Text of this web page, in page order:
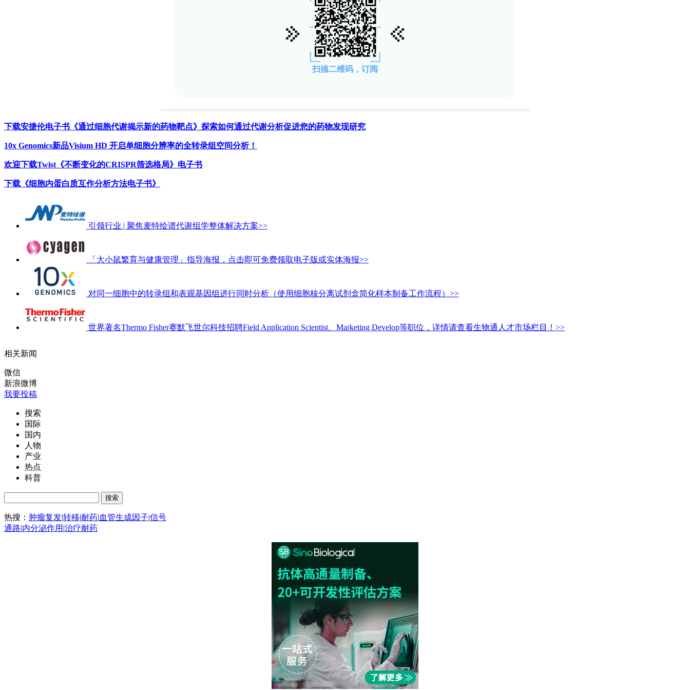
下载安捷伦电子书《通过细胞代谢揭示新的药物靶点》探索如何通过代谢分析促进您的药物发现研究
10x Genomics新品Visium HD 开启单细胞分辨率的全转录组空间分析！
欢迎下载Twist《不断变化的CRISPR筛选格局》电子书
下载《细胞内蛋白质互作分析方法电子书》
引领行业 | 聚焦麦特绘谱代谢组学整体解决方案>>
「大小鼠繁育与健康管理」指导海报，点击即可免费领取电子版或实体海报>>
对同一细胞中的转录组和表观基因组进行同时分析（使用细胞核分离试剂盒简化样本制备工作流程）>>
世界著名Thermo Fisher赛默飞世尔科技招聘Field Application Scientist、Marketing Develop等职位，详情请查看生物通人才市场栏目！>>
相关新闻
微信
新浪微博
我要投稿
搜索
国际
国内
人物
产业
热点
科普
热搜： 肿瘤复发|转移|耐药|血管生成因子|信号
通路|内分泌作用 |治疗耐药